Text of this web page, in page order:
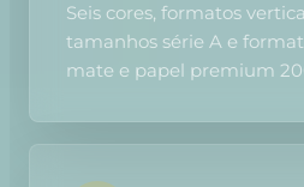
Seis cores, formatos
tamanhos série A e
mate e papel premium